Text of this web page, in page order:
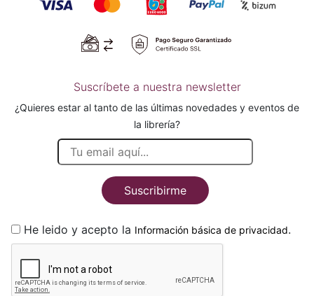
Suscríbete a nuestra newsletter
¿Quieres estar al tanto de las últimas novedades y eventos de
la librería?
Suscribirme
He leido y acepto la Información básica de privacidad.